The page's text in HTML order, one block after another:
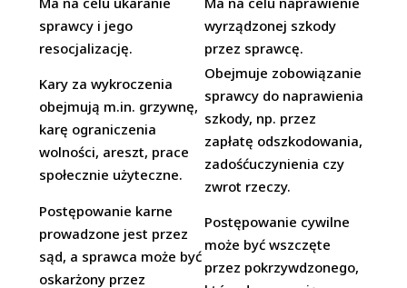
sprawcy i jego
resocjalizację.
wyrządzonej szkody
przez sprawcę.
Kary za wykroczenia
obejmują m.in. grzywnę,
karę ograniczenia
wolności, areszt, prace
społecznie użyteczne.
Obejmuje zobowiązanie
sprawcy do naprawienia
szkody, np. przez
zapłatę odszkodowania,
zadośćuczynienia czy
zwrot rzeczy.
Postępowanie karne
prowadzone jest przez
sąd, a sprawca może być
oskarżony przez
Postępowanie cywilne
może być wszczęte
przez pokrzywdzonego,